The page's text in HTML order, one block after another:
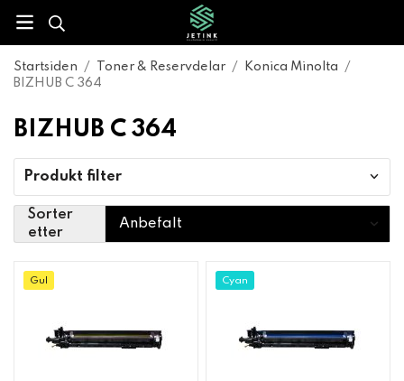
Startsiden / Toner & Reservdelar / Konica Minolta
/
BIZHUB C 364
BIZHUB C 364
Produkt filter
Sorter
etter
Gul Cyan